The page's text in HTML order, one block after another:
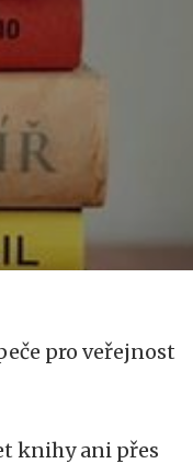
pro veřejnost
knihy ani přes